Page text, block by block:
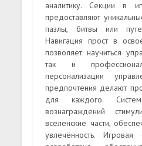
аналитику. Секции в
предоставляют
пазлы, битвы или
Навигация прост в
позволяет научиться
так и
персонализации
предпочтения делают
для каждого.
вознаграждений
вселенские части,
увлечённость. Игровая